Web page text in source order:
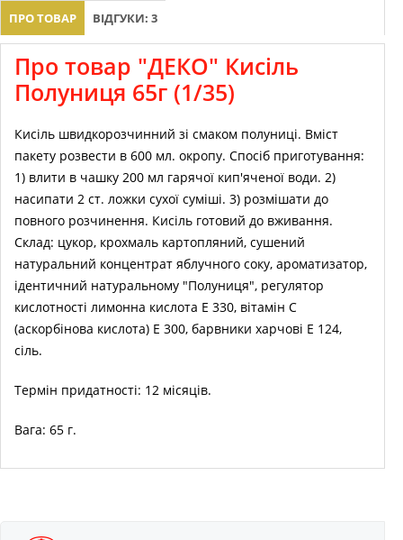
ПРО ТОВАР ВІДГУКИ: 3
Про товар "ДЕКО" Кисіль
Полуниця 65г (1/35)
Кисіль швидкорозчинний зі смаком полуниці. Вміст
пакету розвести в 600 мл. окропу. Спосіб приготування:
1) влити в чашку 200 мл гарячої кип'яченої води. 2)
насипати 2 ст. ложки сухої суміші. 3) розмішати до
повного розчинення. Кисіль готовий до вживання.
Склад: цукор, крохмаль картопляний, сушений
натуральний концентрат яблучного соку, ароматизатор,
ідентичний натуральному "Полуниця", регулятор
кислотності лимонна кислота Е 330, вітамін С
(аскорбінова кислота) Е 300, барвники харчові Е 124,
сіль.
Термін придатності: 12 місяців.
Вага: 65 г.